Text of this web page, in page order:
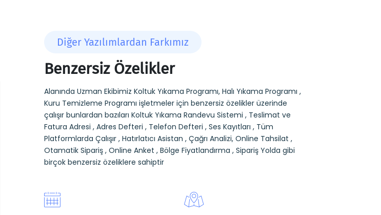
Diğer Yazılımlardan Farkımız
Benzersiz Özelikler
Alanında Uzman Ekibimiz Koltuk Yıkama Programı, Halı Yıkama Programı ,
Kuru Temizleme Programı işletmeler için benzersiz özelikler üzerinde
çalışır bunlardan bazıları Koltuk Yıkama Randevu Sistemi , Teslimat ve
Fatura Adresi , Adres Defteri , Telefon Defteri , Ses Kayıtları , Tüm
Platformlarda Çalışır , Hatırlatıcı Asistan , Çağrı Analizi, Online Tahsilat ,
Otamatik Sipariş , Online Anket , Bölge Fiyatlandırma , Sipariş Yolda gibi
birçok benzersiz özeliklere sahiptir